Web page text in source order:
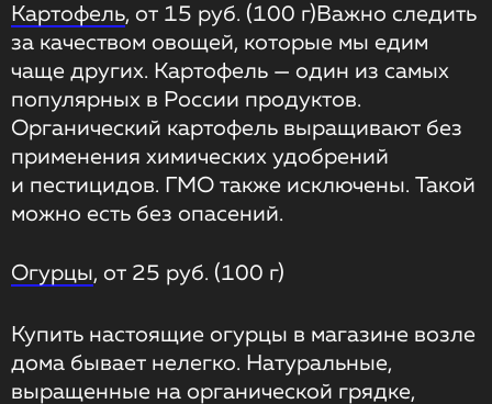
Картофель, от 15 руб. (100 г)Важно следить
за качеством овощей, которые мы едим
чаще других. Картофель — один из самых
популярных в России продуктов.
Органический картофель выращивают без
применения химических удобрений
и пестицидов. ГМО также исключены. Такой
можно есть без опасений.
Огурцы, от 25 руб. (100 г)
Купить настоящие огурцы в магазине возле
дома бывает нелегко. Натуральные,
выращенные на органической грядке,